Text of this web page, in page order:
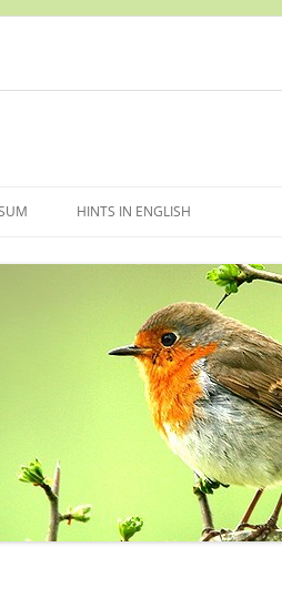
Inhalt
HINTS IN ENGLISH